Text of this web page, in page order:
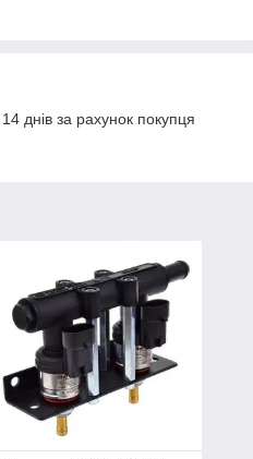
днів за рахунок покупця